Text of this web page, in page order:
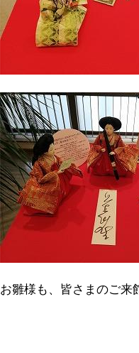
お雛様も、皆さまのご来